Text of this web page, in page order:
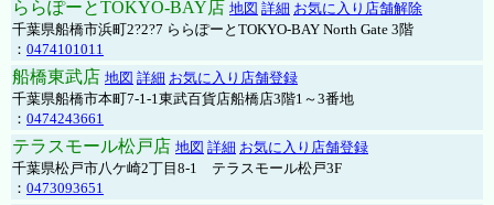
ららぽーとTOKYO-BAY店 地図 詳細 お気に入り店舗解除
千葉県船橋市浜町2?2?7 ららぽーとTOKYO-BAY North Gate 3階
： 0474101011
船橋東武店 地図 詳細 お気に入り店舗登録
千葉県船橋市本町7-1-1東武百貨店船橋店3階1～3番地
： 0474243661
テラスモール松戸店 地図 詳細 お気に入り店舗登録
千葉県松戸市八ケ崎2丁目8-1 テラスモール松戸3F
： 0473093651